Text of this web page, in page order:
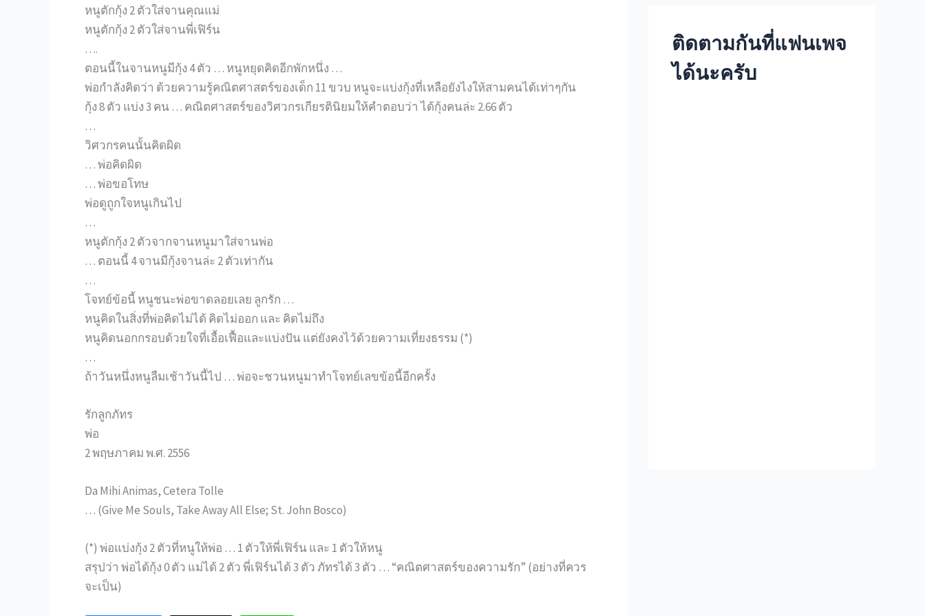
หนูตักกุ้ง 2 ตัวใส่จานคุณแม่
หนูตักกุ้ง 2 ตัวใส่จานพี่เฟิร์น
….
ตอนนี้ในจานหนูมีกุ้ง 4 ตัว … หนูหยุดคิดอีกพักหนึ่ง …
พ่อกำลังคิดว่า ด้วยความรู้คณิตศาสตร์ของเด็ก 11 ขวบ หนูจะแบ่งกุ้งที่เหลือยังไงให้สามคนได้เท่าๆกัน
กุ้ง 8 ตัว แบ่ง 3 คน … คณิตศาสตร์ของวิศวกรเกียรตินิยมให้คำตอบว่า ได้กุ้งคนล่ะ 2.66 ตัว
…
วิศวกรคนนั้นคิดผิด
… พ่อคิดผิด
… พ่อขอโทษ
พ่อดูถูกใจหนูเกินไป
…
หนูตักกุ้ง 2 ตัวจากจานหนูมาใส่จานพ่อ
… ตอนนี้ 4 จานมีกุ้งจานล่ะ 2 ตัวเท่ากัน
…
โจทย์ข้อนี้ หนูชนะพ่อขาดลอยเลย ลูกรัก …
หนูคิดในสิ่งที่พ่อคิดไม่ได้ คิดไม่ออก และ คิดไม่ถึง
หนูคิดนอกกรอบด้วยใจที่เอื้อเฟื้อและแบ่งปัน แต่ยังคงไว้ด้วยความเที่ยงธรรม (*)
…
ถ้าวันหนึ่งหนูลืมเช้าวันนี้ไป … พ่อจะชวนหนูมาทำโจทย์เลขข้อนี้อีกครั้ง
รักลูกภัทร
พ่อ
2 พฤษภาคม พ.ศ. 2556
Da Mihi Animas, Cetera Tolle
… (Give Me Souls, Take Away All Else; St. John Bosco)
(*) พ่อแบ่งกุ้ง 2 ตัวที่หนูให้พ่อ … 1 ตัวให้พี่เฟิร์น และ 1 ตัวให้หนู
สรุปว่า พ่อได้กุ้ง 0 ตัว แม่ได้ 2 ตัว พี่เฟิร์นได้ 3 ตัว ภัทรได้ 3 ตัว … “คณิตศาสตร์ของความรัก” (อย่างที่ควร
จะเป็น)
ติดตามกันที่แฟนเพจ
ได้นะครับ